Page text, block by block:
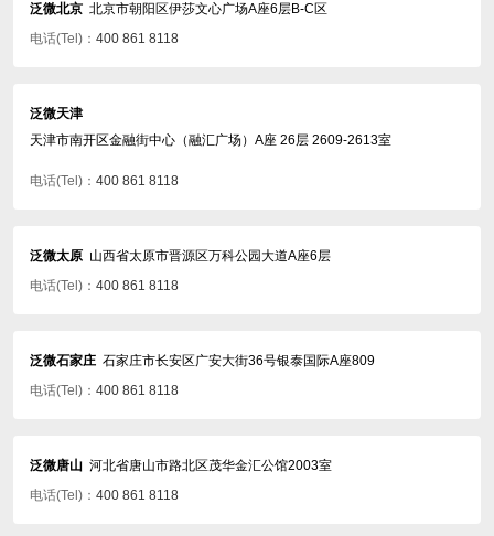
泛微北京 北京市朝阳区伊莎文心广场A座6层B-C区
电话(Tel)： 400 861 8118
泛微天津
天津市南开区金融街中心（融汇广场）A座 26层 2609-2613室
电话(Tel)： 400 861 8118
泛微太原 山西省太原市晋源区万科公园大道A座6层
电话(Tel)： 400 861 8118
泛微石家庄 石家庄市长安区广安大街36号银泰国际A座809
电话(Tel)： 400 861 8118
泛微唐山 河北省唐山市路北区茂华金汇公馆2003室
电话(Tel)： 400 861 8118